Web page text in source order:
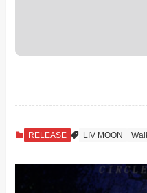
RELEASE LIV MOON